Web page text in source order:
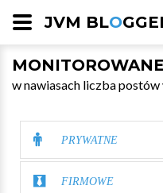
JVM BLO
w nawiasach liczba
PRYWATNE
FIRMOWE